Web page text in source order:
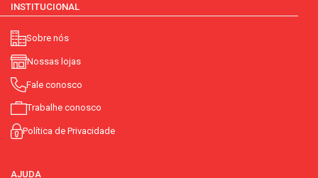
INSTITUCIONAL
Sobre nós
Nossas lojas
Fale conosco
Trabalhe conosco
Política de Privacidade
AJUDA